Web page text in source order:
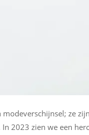
modeverschijnsel; ze
2023 zien we een